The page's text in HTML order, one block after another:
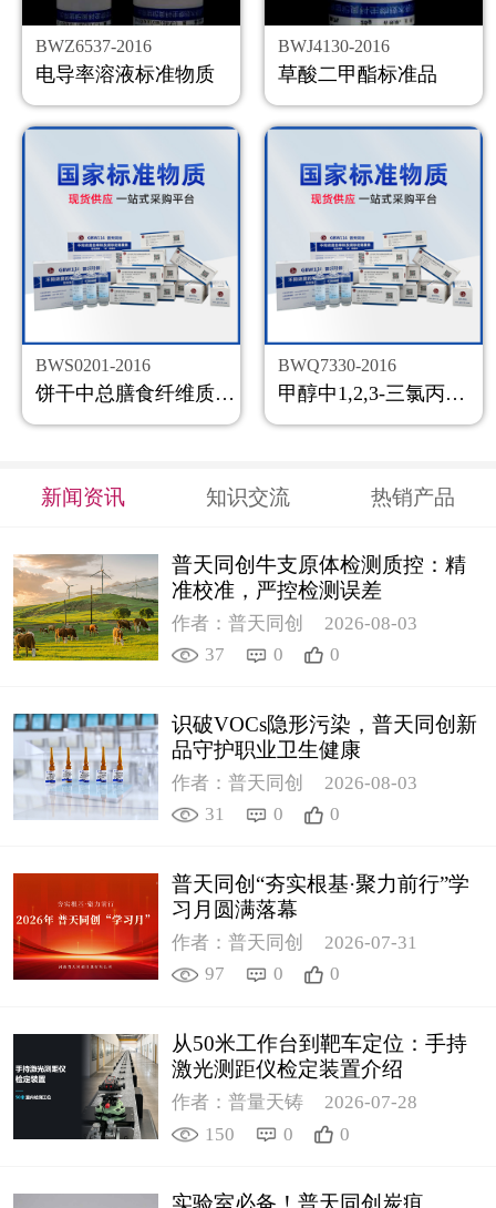
BWZ6537-2016
电导率溶液标准物质
BWJ4130-2016
草酸二甲酯标准品
BWS0201-2016
饼干中总膳食纤维质控样品
BWQ7330-2016
甲醇中1,2,3-三氯丙烷溶液标准物质
新闻资讯 知识交流 热销产品
普天同创牛支原体检测质控：精
准校准，严控检测误差
作者：普天同创
2026-08-03
37
0 0
识破VOCs隐形污染，普天同创新
品守护职业卫生健康
作者：普天同创
2026-08-03
31
0 0
普天同创“夯实根基·聚力前行”学
习月圆满落幕
作者：普天同创
2026-07-31
97
0 0
从50米工作台到靶车定位：手持
激光测距仪检定装置介绍
作者：普量天铸
2026-07-28
150
0 0
会员中心
联系我们
返回主页